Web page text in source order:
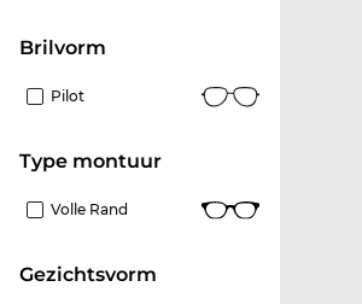
Brilvorm
Pilot
Type montuur
Volle Rand
Gezichtsvorm